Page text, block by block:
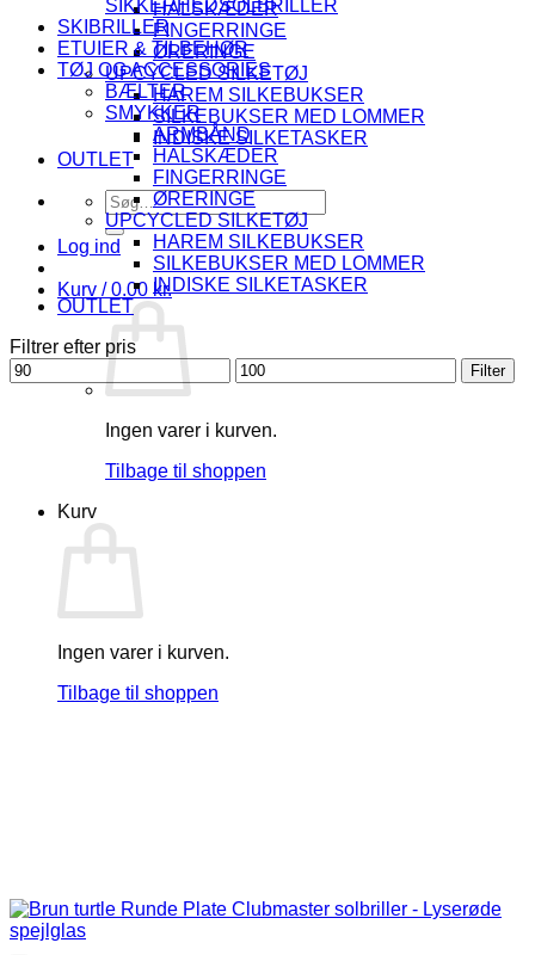
HALSKÆDER
FINGERRINGE
ØRERINGE
UPCYCLED SILKETØJ
HAREM SILKEBUKSER
SILKEBUKSER MED LOMMER
INDISKE SILKETASKER
OUTLET
Søg
efter:
Log ind
Kurv /0.00 kr.
Ingen varer i kurven.
Tilbage til shoppen
Kurv
Ingen varer i kurven.
Tilbage til shoppen
SIKKERHEDSOLBRILLER
SKIBRILLER
ETUIER & TILBEHØR
TØJ OG ACCESSORIES
BÆLTER
SMYKKER
ARMBÅND
HALSKÆDER
FINGERRINGE
ØRERINGE
UPCYCLED SILKETØJ
HAREM SILKEBUKSER
SILKEBUKSER MED LOMMER
INDISKE SILKETASKER
OUTLET
Filtrer efter pris
Mindste
pris
Højeste
pris
Filter